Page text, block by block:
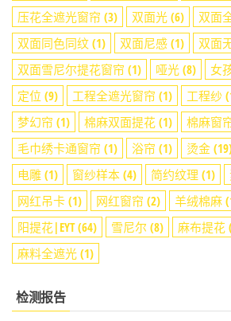
压花全遮光窗帘 (3) 双面光 (6) 双面
双面同色同纹 (1) 双面尼感 (1) 双面
双面雪尼尔提花窗帘 (1) 哑光 (8) 女
定位 (9) 工程全遮光窗帘 (1) 工程纱
梦幻帘 (1) 棉麻双面提花 (1) 棉麻窗
毛巾绣卡通窗帘 (1) 浴帘 (1) 烫金
电雕 (1) 窗纱样本 (4) 简约纹理 (1)
网红吊卡 (1) 网红窗帘 (2) 羊绒棉麻
阳提花|EYT(64) 雪尼尔 (8) 麻布提花
麻料全遮光 (1)
检测报告